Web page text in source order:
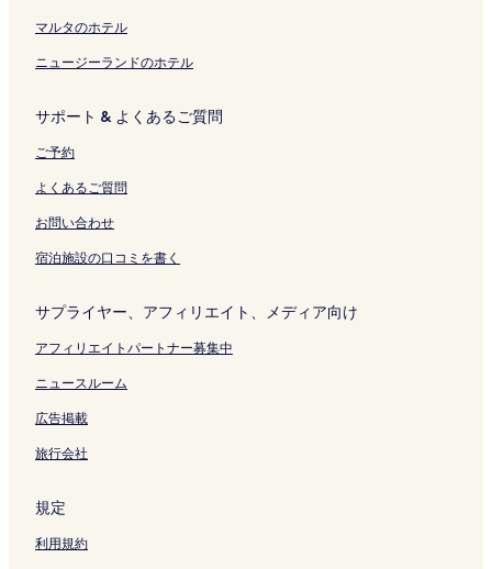
ク
ン
ク
ー
ジ
開
ン
ク
ク
開
く
ン
マルタのホテル
ニュージーランドのホテル
サポート & よくあるご質問
ご予約
よくあるご質問
お問い合わせ
宿泊施設の口コミを書く
サプライヤー、アフィリエイト、メディア向け
アフィリエイトパートナー募集中
ニュースルーム
広告掲載
旅行会社
規定
利用規約